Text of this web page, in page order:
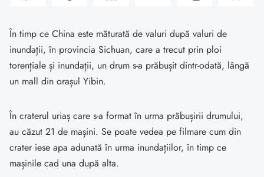
În timp ce China este măturată de valuri după valuri de
inundații, în provincia Sichuan, care a trecut prin ploi
torențiale și inundații, un drum s-a prăbușit dintr-odată, lângă
un mall din orașul Yibin.
În craterul uriaș care s-a format în urma prăbușirii drumului,
au căzut 21 de mașini. Se poate vedea pe filmare cum din
crater iese apa adunată în urma inundațiilor, în timp ce
mașinile cad una după alta.